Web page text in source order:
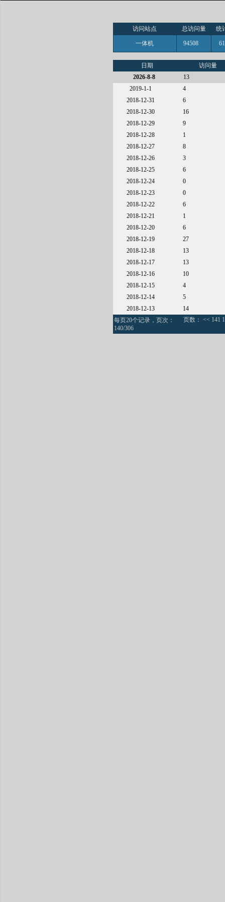
访问站点 总访问量 统
一体机 94508
日期
访问量
2026-8-8
13
2019-1-1
4
2018-12-31
6
2018-12-30
16
2018-12-29
9
2018-12-28
1
2018-12-27
8
2018-12-26
3
2018-12-25
6
2018-12-24
0
2018-12-23
0
2018-12-22
6
2018-12-21
1
2018-12-20
6
2018-12-19
27
2018-12-18
13
2018-12-17
13
2018-12-16
10
2018-12-15
4
2018-12-14
5
2018-12-13
14
每页20个记录，页次：
140/306
页数： << 141